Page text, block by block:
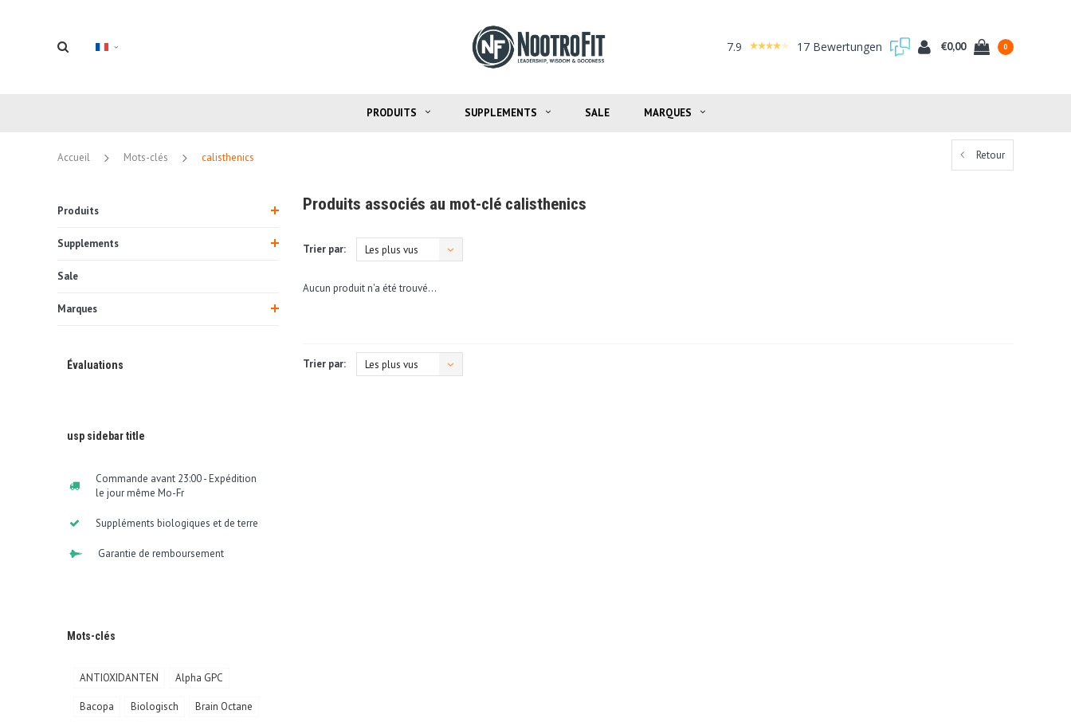
7.9 17 Bewertungen €0,00 0
PRODUITS SUPPLEMENTS SALE MARQUES
Accueil Mots-clés calisthenics Retour
Produits
Supplements
Sale
Marques
Évaluations
usp sidebar title
Commande avant 23:00 - Expédition
le jour même Mo-Fr
Suppléments biologiques et de terre
Garantie de remboursement
Mots-clés
ANTIOXIDANTEN Alpha GPC
Bacopa Biologisch Brain Octane
Produits associés au mot-clé calisthenics
Trier par: Les plus vus
Aucun produit n'a été trouvé...
Trier par: Les plus vus